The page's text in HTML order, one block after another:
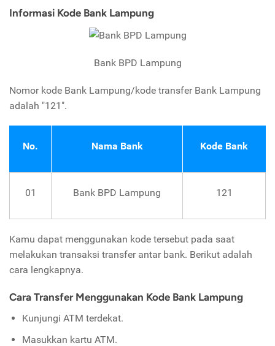
Informasi Kode Bank Lampung
Bank BPD Lampung
Nomor kode Bank Lampung/kode transfer Bank Lampung
adalah "121".
No. Nama Bank Kode Bank
01 Bank BPD Lampung 121
Kamu dapat menggunakan kode tersebut pada saat
melakukan transaksi transfer antar bank. Berikut adalah
cara lengkapnya.
Cara Transfer Menggunakan Kode Bank Lampung
Kunjungi ATM terdekat.
Masukkan kartu ATM.